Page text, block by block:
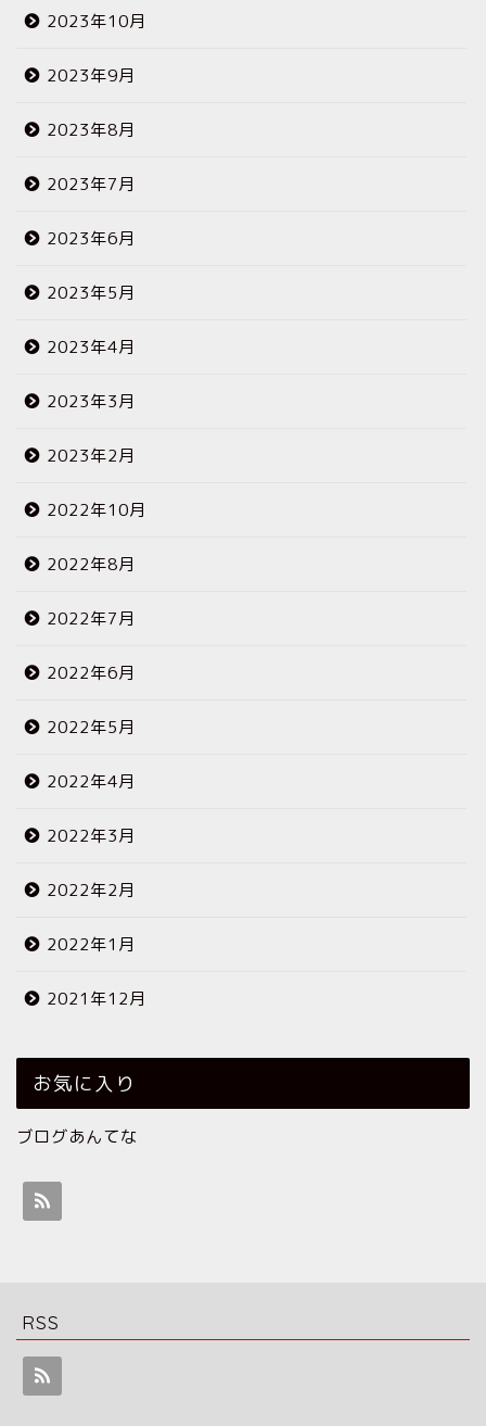
2023年10月
2023年9月
2023年8月
2023年7月
2023年6月
2023年5月
2023年4月
2023年3月
2023年2月
2022年10月
2022年8月
2022年7月
2022年6月
2022年5月
2022年4月
2022年3月
2022年2月
2022年1月
2021年12月
お気に入り
ブログあんてな
RSS